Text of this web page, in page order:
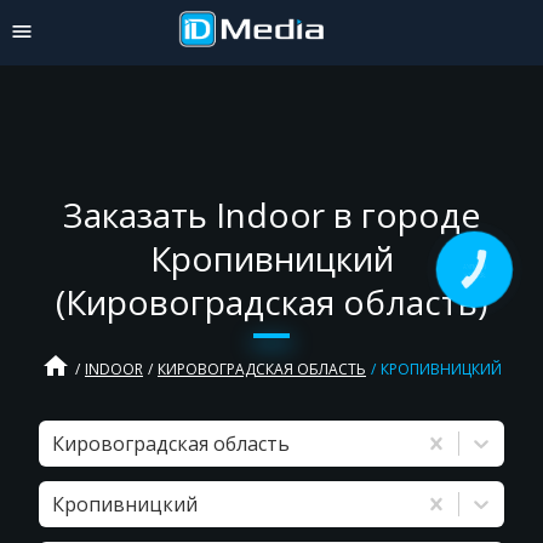
Заказать Indoor в городе
Кропивницкий
(Кировоградская область)
home INDOOR КИРОВОГРАДСКАЯ ОБЛАСТЬ КРОПИВНИЦКИЙ
Кировоградская область
Кропивницкий
КНОПКА
ЗВ'ЯЗКУ